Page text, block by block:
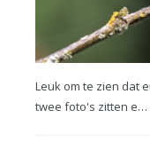
Leuk om te zien dat
twee foto's zitten e…